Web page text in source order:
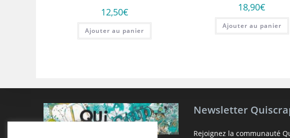
12,50€
Ajouter au panier
18,90€
Ajouter au panier
Newsletter
Rejoignez la communauté